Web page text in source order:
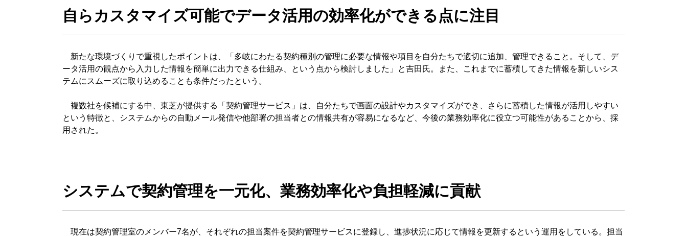
自らカスタマイズ可能でデータ活用の効率化ができる点に注目
新たな環境づくりで重視したポイントは、「多岐にわたる契約種別の管理に必要な情報や項目を自分たちで適切に追加、管理できること。そして、デ
ータ活用の観点から入力した情報を簡単に出力できる仕組み、という点から検討しました」と吉田氏。また、これまでに蓄積してきた情報を新しいシス
テムにスムーズに取り込めることも条件だったという。
複数社を候補にする中、東芝が提供する「契約管理サービス」は、自分たちで画面の設計やカスタマイズができ、さらに蓄積した情報が活用しやすい
という特徴と、システムからの自動メール発信や他部署の担当者との情報共有が容易になるなど、今後の業務効率化に役立つ可能性があることから、採
用された。
システムで契約管理を一元化、業務効率化や負担軽減に貢献
現在は契約管理室のメンバー7名が、それぞれの担当案件を契約管理サービスに登録し、進捗状況に応じて情報を更新するという運用をしている。担当